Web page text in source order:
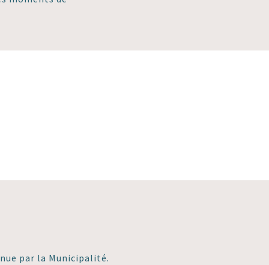
par la Municipalité.